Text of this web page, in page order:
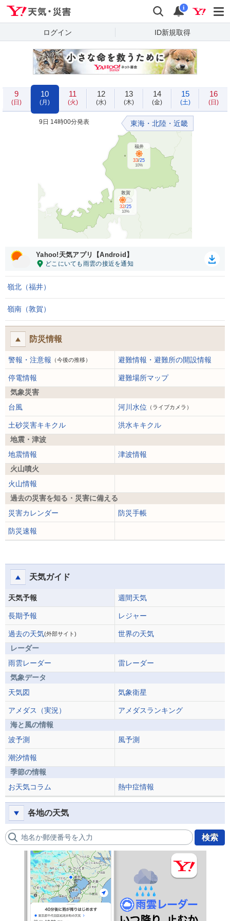
検索 通知
i
ログイン ID新規取得
9
(日)
10
(月)
11
(火)
12
(水)
13
(木)
14
(金)
15
(土)
16
(日)
東海・北陸・近畿
福井
33/25
10%
敦賀
32/25
10%
9日 14時00分発表
Yahoo!天気アプリ【Android】
嶺北（福井）
嶺南（敦賀）
防災情報
警報・注意報 （今後の推移） 避難情報・避難所の開設情報
停電情報
避難場所マップ
気象災害
台風
河川水位 （ライブカメラ）
土砂災害キキクル
洪水キキクル
地震・津波
地震情報
津波情報
火山噴火
火山情報
過去の災害を知る・災害に備える
災害カレンダー
防災手帳
防災速報
天気ガイド
天気予報 週間天気
長期予報 レジャー
過去の天気(外部サイト)
世界の天気
レーダー
雨雲レーダー
雷レーダー
気象データ
天気図
気象衛星
アメダス（実況）
アメダスランキング
海と風の情報
波予測
風予測
潮汐情報
季節の情報
お天気コラム
熱中症情報
各地の天気
地名か郵便番号を入力 検索